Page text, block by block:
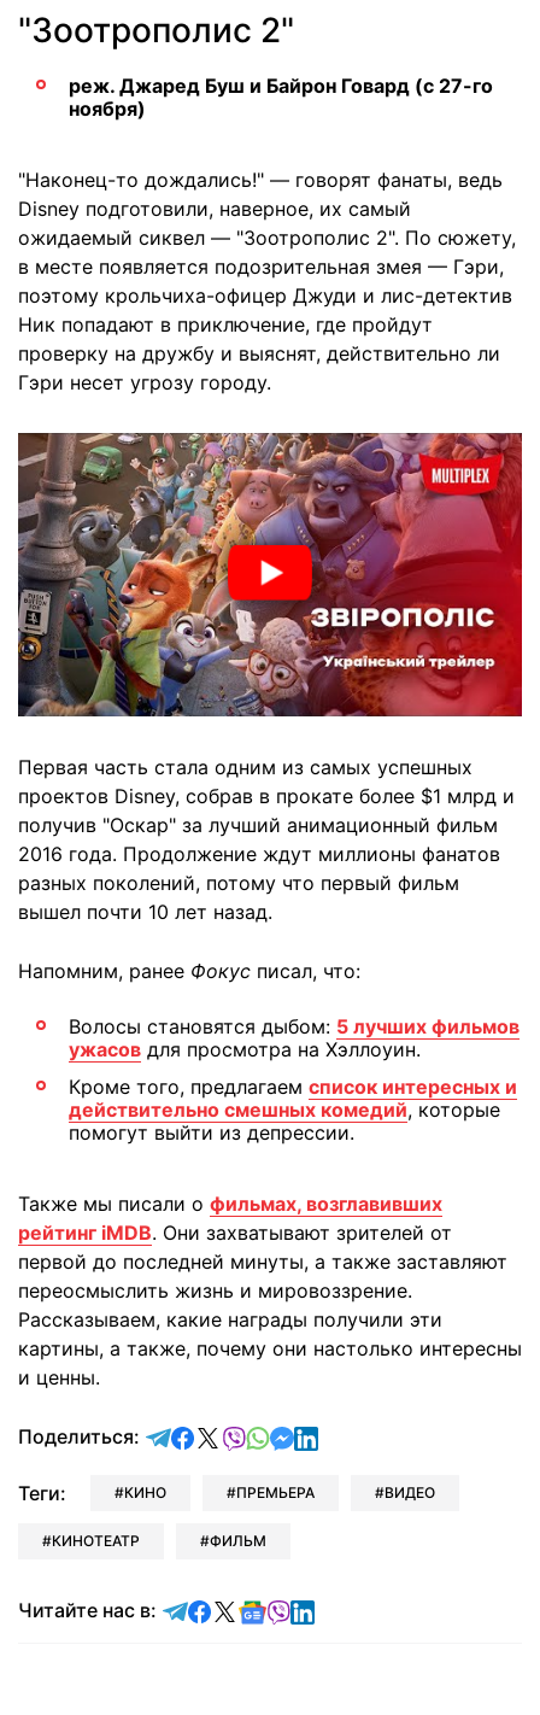
"Зоотрополис 2"
реж. Джаред Буш и Байрон Говард (с 27-го
ноября)
"Наконец-то дождались!" — говорят фанаты, ведь
Disney подготовили, наверное, их самый
ожидаемый сиквел — "Зоотрополис 2". По сюжету,
в месте появляется подозрительная змея — Гэри,
поэтому крольчиха-офицер Джуди и лис-детектив
Ник попадают в приключение, где пройдут
проверку на дружбу и выяснят, действительно ли
Гэри несет угрозу городу.
Первая часть стала одним из самых успешных
проектов Disney, собрав в прокате более $1 млрд и
получив "Оскар" за лучший анимационный фильм
2016 года. Продолжение ждут миллионы фанатов
разных поколений, потому что первый фильм
вышел почти 10 лет назад.
Напомним, ранее Фокус писал, что:
Волосы становятся дыбом: 5 лучших фильмов
ужасов для просмотра на Хэллоуин.
Кроме того, предлагаем список интересных и
действительно смешных комедий, которые
помогут выйти из депрессии.
Также мы писали о фильмах, возглавивших
рейтинг iMDB. Они захватывают зрителей от
первой до последней минуты, а также заставляют
переосмыслить жизнь и мировоззрение.
Рассказываем, какие награды получили эти
картины, а также, почему они настолько интересны
и ценны.
Поделиться: отправить в Telegram
поделиться в Facebook
поделиться в X
отправить в Viber
отправить в Whatsapp
отправить в Messenger
отправить в LinkedIn
Теги: КИНО ПРЕМЬЕРА ВИДЕО
КИНОТЕАТР ФИЛЬМ
Читайте нас в: Читайте в Telegram
Читайте в Facebook
Читайте в X
Читайте в Google news
Читайте в Viber
Читайте в LinkedIn